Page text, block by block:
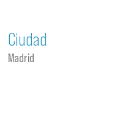
Ciudad
Madrid